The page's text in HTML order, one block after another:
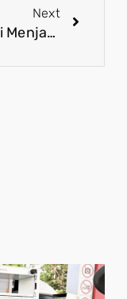
Next
Strategi Menjaga Kebutuhan Protein Nasional, dan Masa Depan Ketahanan Pangan Indonesia